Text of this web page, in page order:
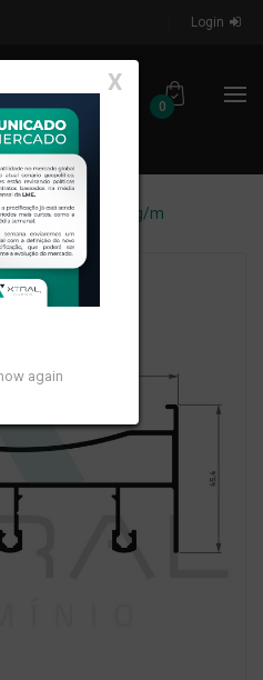
Login
0
X
again
LINEAR: 1,435kg/m